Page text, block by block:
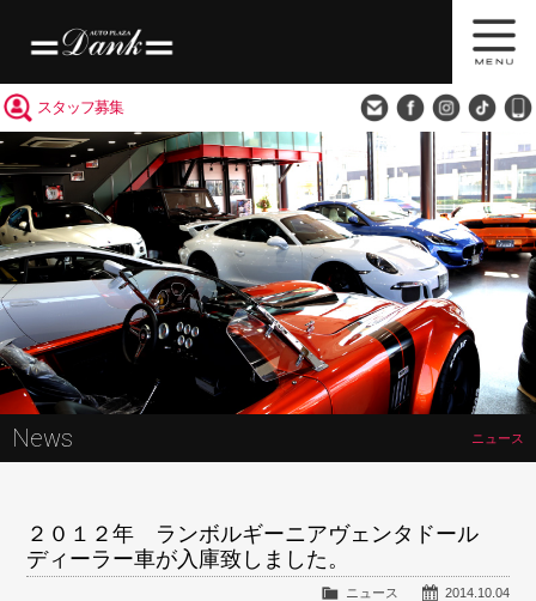
スタッフ募集
News ニュース
２０１２年 ランボルギーニアヴェンタドール
ディーラー車が入庫致しました。
2014.10.04
ニュース